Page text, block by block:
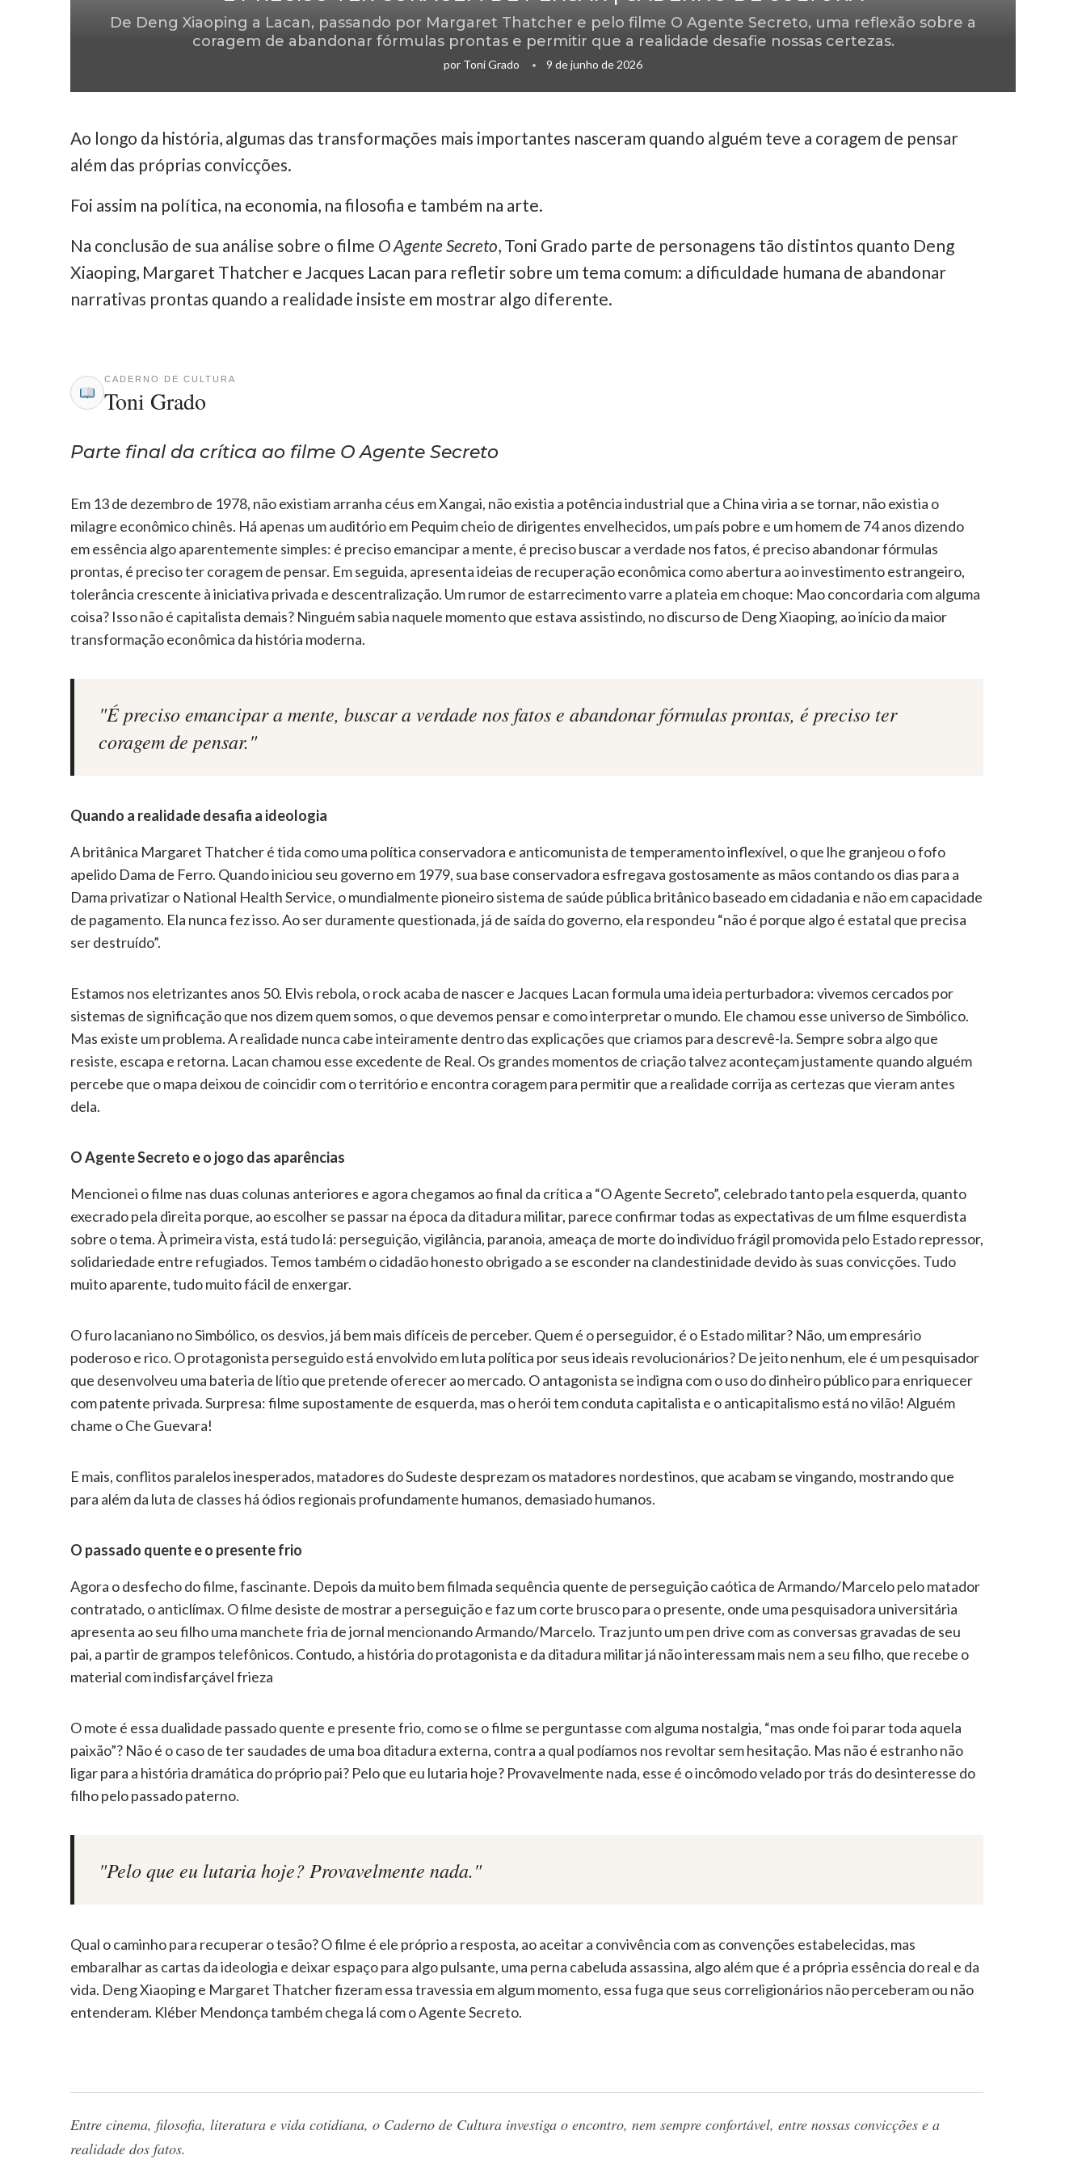
De Deng Xiaoping a Lacan, passando por Margaret Thatcher e pelo filme O Agente Secreto, uma reflexão sobre a
coragem de abandonar fórmulas prontas e permitir que a realidade desafie nossas certezas.
por Toni Grado 9 de junho de 2026
Ao longo da história, algumas das transformações mais importantes nasceram quando alguém teve a coragem de pensar
além das próprias convicções.
Foi assim na política, na economia, na filosofia e também na arte.
Na conclusão de sua análise sobre o filme O Agente Secreto, Toni Grado parte de personagens tão distintos quanto Deng
Xiaoping, Margaret Thatcher e Jacques Lacan para refletir sobre um tema comum: a dificuldade humana de abandonar
narrativas prontas quando a realidade insiste em mostrar algo diferente.
CADERNO DE CULTURA
Toni Grado
Parte final da crítica ao filme O Agente Secreto
Em 13 de dezembro de 1978, não existiam arranha céus em Xangai, não existia a potência industrial que a China viria a se tornar, não existia o
milagre econômico chinês. Há apenas um auditório em Pequim cheio de dirigentes envelhecidos, um país pobre e um homem de 74 anos dizendo
em essência algo aparentemente simples: é preciso emancipar a mente, é preciso buscar a verdade nos fatos, é preciso abandonar fórmulas
prontas, é preciso ter coragem de pensar. Em seguida, apresenta ideias de recuperação econômica como abertura ao investimento estrangeiro,
tolerância crescente à iniciativa privada e descentralização. Um rumor de estarrecimento varre a plateia em choque: Mao concordaria com alguma
coisa? Isso não é capitalista demais? Ninguém sabia naquele momento que estava assistindo, no discurso de Deng Xiaoping, ao início da maior
transformação econômica da história moderna.
"É preciso emancipar a mente, buscar a verdade nos fatos e abandonar fórmulas prontas, é preciso ter
coragem de pensar."
Quando a realidade desafia a ideologia
A britânica Margaret Thatcher é tida como uma política conservadora e anticomunista de temperamento inflexível, o que lhe granjeou o fofo
apelido Dama de Ferro. Quando iniciou seu governo em 1979, sua base conservadora esfregava gostosamente as mãos contando os dias para a
Dama privatizar o National Health Service, o mundialmente pioneiro sistema de saúde pública britânico baseado em cidadania e não em capacidade
de pagamento. Ela nunca fez isso. Ao ser duramente questionada, já de saída do governo, ela respondeu “não é porque algo é estatal que precisa
ser destruído”.
Estamos nos eletrizantes anos 50. Elvis rebola, o rock acaba de nascer e Jacques Lacan formula uma ideia perturbadora: vivemos cercados por
sistemas de significação que nos dizem quem somos, o que devemos pensar e como interpretar o mundo. Ele chamou esse universo de Simbólico.
Mas existe um problema. A realidade nunca cabe inteiramente dentro das explicações que criamos para descrevê-la. Sempre sobra algo que
resiste, escapa e retorna. Lacan chamou esse excedente de Real. Os grandes momentos de criação talvez aconteçam justamente quando alguém
percebe que o mapa deixou de coincidir com o território e encontra coragem para permitir que a realidade corrija as certezas que vieram antes
dela.
O Agente Secreto e o jogo das aparências
Mencionei o filme nas duas colunas anteriores e agora chegamos ao final da crítica a “O Agente Secreto”, celebrado tanto pela esquerda, quanto
execrado pela direita porque, ao escolher se passar na época da ditadura militar, parece confirmar todas as expectativas de um filme esquerdista
sobre o tema. À primeira vista, está tudo lá: perseguição, vigilância, paranoia, ameaça de morte do indivíduo frágil promovida pelo Estado repressor,
solidariedade entre refugiados. Temos também o cidadão honesto obrigado a se esconder na clandestinidade devido às suas convicções. Tudo
muito aparente, tudo muito fácil de enxergar.
O furo lacaniano no Simbólico, os desvios, já bem mais difíceis de perceber. Quem é o perseguidor, é o Estado militar? Não, um empresário
poderoso e rico. O protagonista perseguido está envolvido em luta política por seus ideais revolucionários? De jeito nenhum, ele é um pesquisador
que desenvolveu uma bateria de lítio que pretende oferecer ao mercado. O antagonista se indigna com o uso do dinheiro público para enriquecer
com patente privada. Surpresa: filme supostamente de esquerda, mas o herói tem conduta capitalista e o anticapitalismo está no vilão! Alguém
chame o Che Guevara!
E mais, conflitos paralelos inesperados, matadores do Sudeste desprezam os matadores nordestinos, que acabam se vingando, mostrando que
para além da luta de classes há ódios regionais profundamente humanos, demasiado humanos.
O passado quente e o presente frio
Agora o desfecho do filme, fascinante. Depois da muito bem filmada sequência quente de perseguição caótica de Armando/Marcelo pelo matador
contratado, o anticlímax. O filme desiste de mostrar a perseguição e faz um corte brusco para o presente, onde uma pesquisadora universitária
apresenta ao seu filho uma manchete fria de jornal mencionando Armando/Marcelo. Traz junto um pen drive com as conversas gravadas de seu
pai, a partir de grampos telefônicos. Contudo, a história do protagonista e da ditadura militar já não interessam mais nem a seu filho, que recebe o
material com indisfarçável frieza
O mote é essa dualidade passado quente e presente frio, como se o filme se perguntasse com alguma nostalgia, “mas onde foi parar toda aquela
paixão”? Não é o caso de ter saudades de uma boa ditadura externa, contra a qual podíamos nos revoltar sem hesitação. Mas não é estranho não
ligar para a história dramática do próprio pai? Pelo que eu lutaria hoje? Provavelmente nada, esse é o incômodo velado por trás do desinteresse do
filho pelo passado paterno.
"Pelo que eu lutaria hoje? Provavelmente nada."
Qual o caminho para recuperar o tesão? O filme é ele próprio a resposta, ao aceitar a convivência com as convenções estabelecidas, mas
embaralhar as cartas da ideologia e deixar espaço para algo pulsante, uma perna cabeluda assassina, algo além que é a própria essência do real e da
vida. Deng Xiaoping e Margaret Thatcher fizeram essa travessia em algum momento, essa fuga que seus correligionários não perceberam ou não
entenderam. Kléber Mendonça também chega lá com o Agente Secreto.
Entre cinema, filosofia, literatura e vida cotidiana, o Caderno de Cultura investiga o encontro, nem sempre confortável, entre nossas convicções e a
realidade dos fatos.